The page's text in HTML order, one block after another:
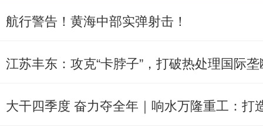
航行警告！黄海中部实弹射击！
江苏丰东：攻克“卡脖子”，打破热处理国际垄
大干四季度 奋力夺全年｜响水万隆重工：打